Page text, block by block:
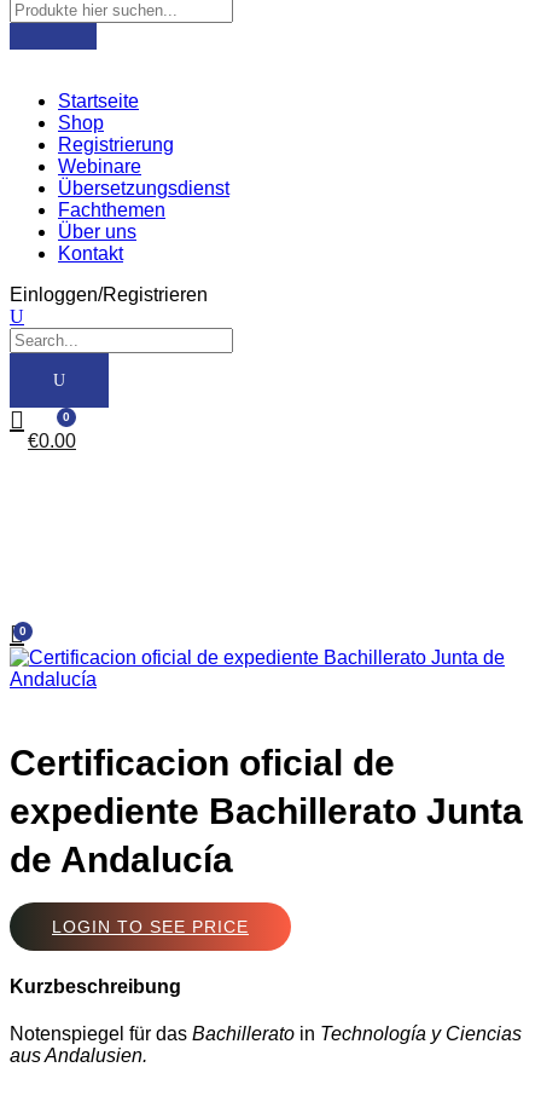
Startseite
Shop
Registrierung
Webinare
Übersetzungsdienst
Fachthemen
Über uns
Kontakt
Einloggen/Registrieren
0
€0.00
0
Certificacion oficial de
expediente Bachillerato Junta
de Andalucía
LOGIN TO SEE PRICE
Kurzbeschreibung
Notenspiegel für das Bachillerato in Technología y Ciencias
aus Andalusien.